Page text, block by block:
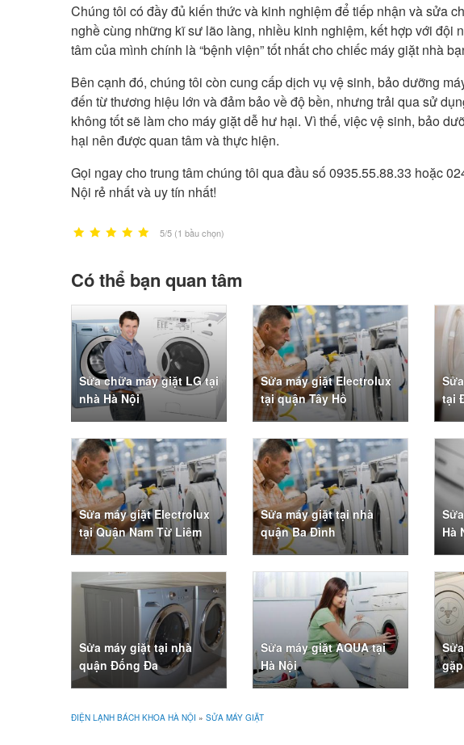
Chúng tôi có đầy đủ kiến thức và kinh nghiệm để tiếp nhận và sửa
nghề cùng những kĩ sư lão làng, nhiều kinh nghiệm, kết hợp với đội
tâm của mình chính là “bệnh viện” tốt nhất cho chiếc máy giặt nhà
Bên cạnh đó, chúng tôi còn cung cấp dịch vụ vệ sinh, bảo dưỡng
đến từ thương hiệu lớn và đảm bảo về độ bền, nhưng trải qua sử
không tốt sẽ làm cho máy giặt dễ hư hại. Vì thế, việc vệ sinh, bảo
hại nên được quan tâm và thực hiện.
Gọi ngay cho trung tâm chúng tôi qua đầu số0935.55.88.33 hoặc
Nội rẻ nhất và uy tín nhất!
5/5 (1 bầu chọn)
Có thể bạn quan tâm
Sửa chữa máy giặt LG tại
nhà Hà Nội
Sửa máy giặt Electrolux
tại quận Tây Hồ
tại
Sửa máy giặt Electrolux
tại Quận Nam Từ Liêm
Sửa máy giặt tại nhà
quận Ba Đình
Hà
Sửa máy giặt tại nhà
quận Đống Đa
Sửa máy giặt AQUA tại
Hà Nội
ĐIỆN LẠNH BÁCH KHOA HÀ NỘI » SỬA MÁY GIẶT